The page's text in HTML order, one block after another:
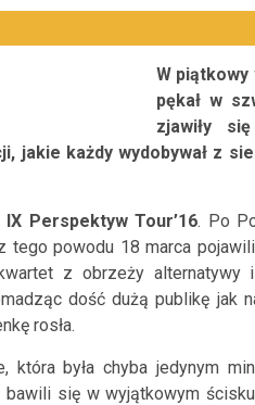
W piątkowy
pękał w
zjawiły
jakie każdy wydobywał z
IX Perspektyw Tour’16. Po
powodu 18 marca
z obrzeży
dość dużą publikę
rosła.
była chyba jedynym
się w wyjątkowym